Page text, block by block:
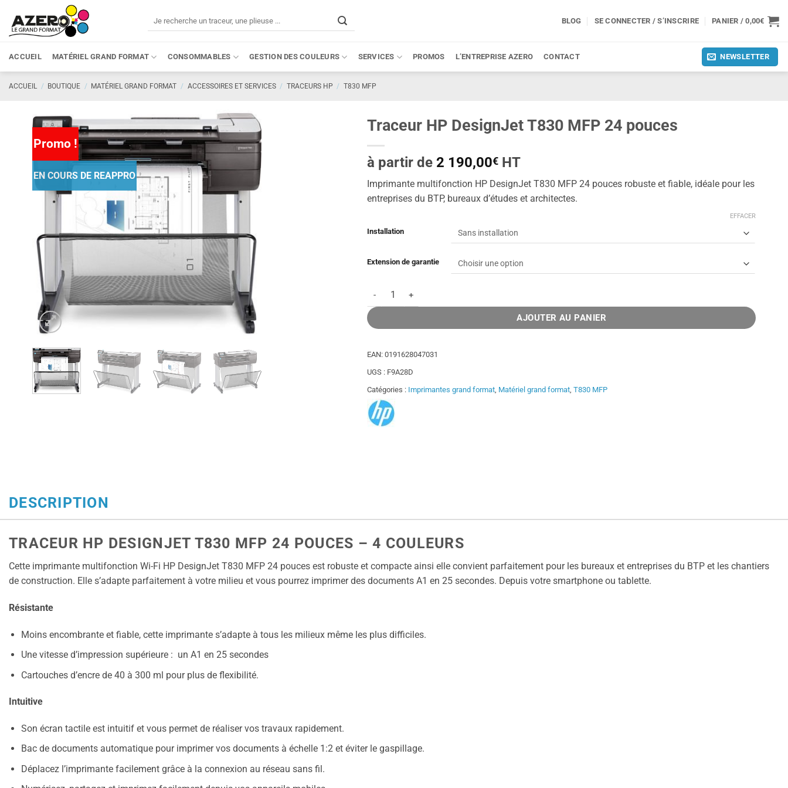
contenu
BLOG SE CONNECTER / S’INSCRIRE PANIER /0,00€
ACCUEIL MATÉRIEL GRAND FORMAT CONSOMMABLES GESTION DES COULEURS SERVICES PROMOS L’ENTREPRISE AZERO CONTACT NEWSLETTER
ACCUEIL / BOUTIQUE / MATÉRIEL GRAND FORMAT / ACCESSOIRES ET SERVICES / TRACEURS HP / T830 MFP
Promo !
EN COURS DE REAPPRO
Traceur HP DesignJet T830 MFP 24 pouces
à partir de2 190,00€ HT
Imprimante multifonction HP DesignJet T830 MFP 24 pouces robuste et fiable, idéale pour les
entreprises du BTP, bureaux d’études et architectes.
Installation
Extension de garantie
EFFACER
quantité de Traceur HP DesignJet T830 MFP 24 pouces
AJOUTER AU PANIER
EAN:0191628047031
UGS : F9A28D
Catégories : Imprimantes grand format Matériel grand format ,T830 MFP
DESCRIPTION
TRACEUR HP DESIGNJET T830 MFP 24 POUCES – 4 COULEURS
Cette imprimante multifonction Wi-Fi HP DesignJet T830 MFP 24 pouces est robuste et compacte ainsi elle convient parfaitement pour les bureaux et entreprises du BTP et les chantiers
de construction. Elle s’adapte parfaitement à votre milieu et vous pourrez imprimer des documents A1 en 25 secondes. Depuis votre smartphone ou tablette.
Résistante
Moins encombrante et fiable, cette imprimante s’adapte à tous les milieux même les plus difficiles.
Une vitesse d’impression supérieure : un A1 en 25 secondes
Cartouches d’encre de 40 à 300 ml pour plus de flexibilité.
Intuitive
Son écran tactile est intuitif et vous permet de réaliser vos travaux rapidement.
Bac de documents automatique pour imprimer vos documents à échelle 1:2 et éviter le gaspillage.
Déplacez l’imprimante facilement grâce à la connexion au réseau sans fil.